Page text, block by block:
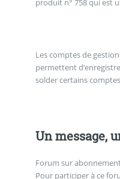
produit n° 758 qui est
Les comptes de
permettent
solder certains
Un message,
Forum sur
Pour participer à ce